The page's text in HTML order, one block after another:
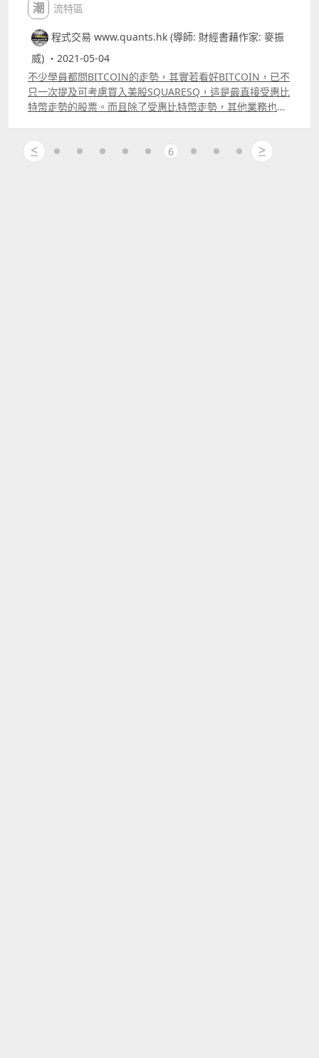
潮流特區
程式交易 www.quants.hk (導師: 財經書藉作家: 麥振
威) ・2021-05-04
不少學員都問BITCOIN的走勢，其實若看好BITCOIN，已不
只一次提及可考慮買入美股SQUARESQ，這是最直接受惠比
特幣走勢的股票。而且除了受惠比特幣走勢，其他業務也發
< 6 >